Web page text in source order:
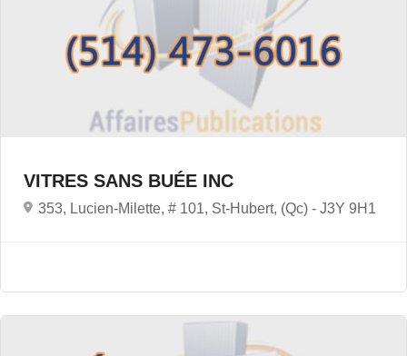
VITRES SANS BUÉE INC
353, Lucien-Milette, # 101, St-Hubert, (Qc) - J3Y 9H1